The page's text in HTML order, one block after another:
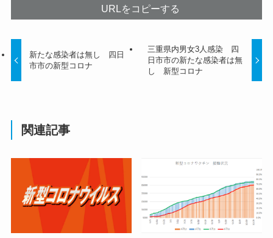
URLをコピーする
新たな感染者は無し 四日
市市の新型コロナ
三重県内男女3人感染 四
日市市の新たな感染者は無
し 新型コロナ
関連記事